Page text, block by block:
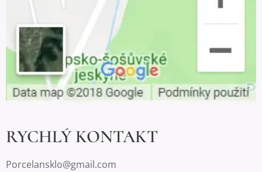
RYCHLÝ KONTAKT
Porcelansklo@gmail.com